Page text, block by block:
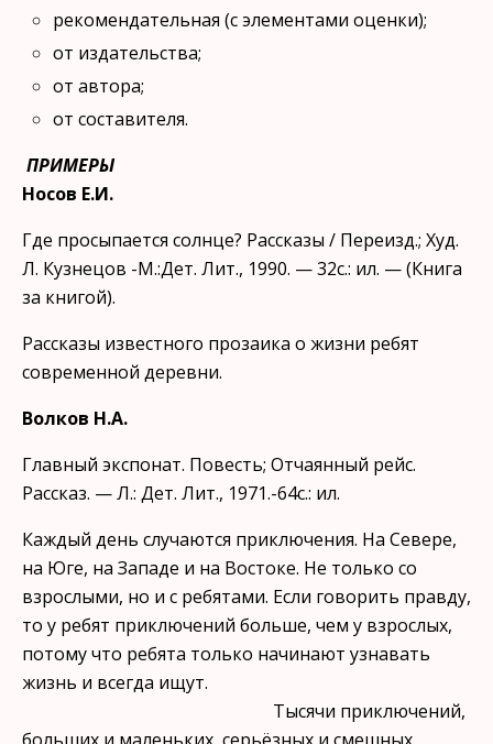
рекомендательная (с элементами оценки);
от издательства;
от автора;
от составителя.
ПРИМЕРЫ
Носов Е.И.
Где просыпается солнце? Рассказы / Переизд.; Худ.
Л. Кузнецов -М.:Дет. Лит., 1990. — 32с.: ил. — (Книга
за книгой).
Рассказы известного прозаика о жизни ребят
современной де­ревни.
Волков Н.А.
Главный экспонат. Повесть; Отчаянный рейс.
Рассказ. — Л.: Дет. Лит., 1971.-64с.: ил.
Каждый день случаются приключения. На Севере,
на Юге, на Запа­де и на Востоке. Не только со
взрослыми, но и с ребятами. Если гово­рить правду,
то у ребят приключений больше, чем у взрослых,
потому что ребята только начинают узнавать
жизнь и всегда ищут.
Тысячи приключений,